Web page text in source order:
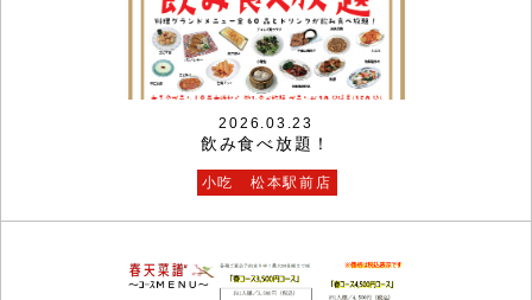
2026.03.23
飲み食べ放題！
小吃 松本駅前店